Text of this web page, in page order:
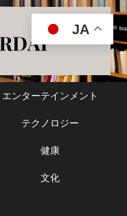
エンターテインメント
テクノロジー
健康
文化
JA